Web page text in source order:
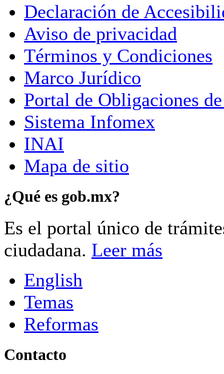
Declaración de
Aviso de privacidad
Términos y Condiciones
Marco Jurídico
Portal de Obligaciones
Sistema Infomex
INAI
Mapa de sitio
¿Qué es gob.mx?
Es el portal único de
ciudadana. Leer más
English
Temas
Reformas
Contacto